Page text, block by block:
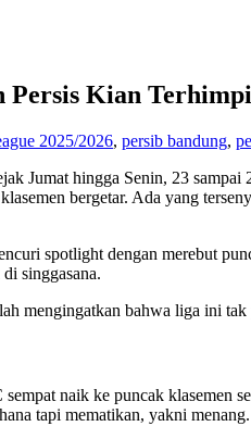
Persis Kian
2025/2026, persib bandung,
Jumat hingga Senin, 23 sampai
bergetar. Ada yang
spotlight dengan merebut
singgasana.
mengingatkan bahwa liga ini tak
naik ke puncak klasemen
tapi mematikan, yakni menang.